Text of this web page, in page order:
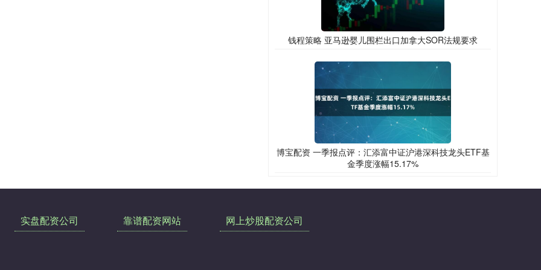
钱程策略 亚马逊婴儿围栏出口加拿大SOR法规要求
博宝配资 一季报点评：汇添富中证沪港深科技龙头ETF基
金季度涨幅15.17%
实盘配资公司 靠谱配资网站 网上炒股配资公司